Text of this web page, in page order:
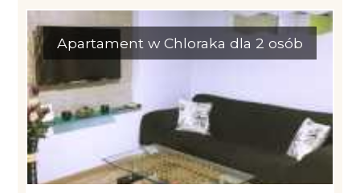
Apartament w Chloraka dla 2 osób